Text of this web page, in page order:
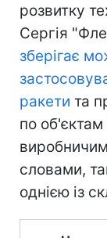
розвитку
Сергія
зберігає
ракети та
по об'єктам
словами,
однією із